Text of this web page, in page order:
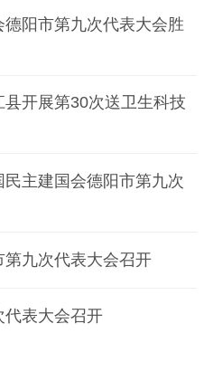
阳市第九次代表大会胜
开展第30次送卫生科技
主建国会德阳市第九次
九次代表大会召开
代表大会召开